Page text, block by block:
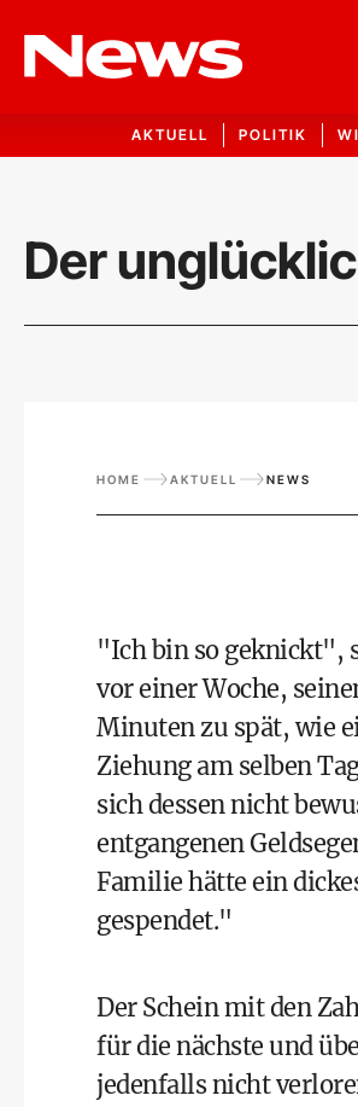
AKTUELL POLITIK
Der
HOME AKTUELL NEWS
"Ich bin so geknickt",
vor einer Woche,
Minuten zu spät, wie
Ziehung am selben
sich dessen nicht
entgangenen
Familie hätte ein
gespendet."
Der Schein mit den
für die nächste und
jedenfalls nicht